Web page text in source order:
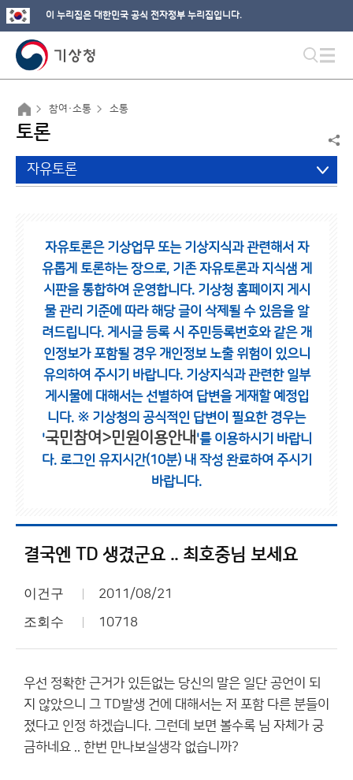
이 누리집은 대한민국 공식 전자정부 누리집입니다.
참여·소통 소통
토론
자유토론
자유토론은 기상업무 또는 기상지식과 관련해서 자
유롭게 토론하는 장으로, 기존 자유토론과 지식샘 게
시판을 통합하여 운영합니다. 기상청 홈페이지 게시
물 관리 기준에 따라 해당 글이 삭제될 수 있음을 알
려드립니다. 게시글 등록 시 주민등록번호와 같은 개
인정보가 포함될 경우 개인정보 노출 위험이 있으니
유의하여 주시기 바랍니다. 기상지식과 관련한 일부
게시물에 대해서는 선별하여 답변을 게재할 예정입
니다. ※ 기상청의 공식적인 답변이 필요한 경우는
'국민참여>민원이용안내 '를 이용하시기 바랍니
다. 로그인 유지시간(10분) 내 작성 완료하여 주시기
바랍니다.
결국엔 TD 생겼군요 .. 최호중님 보세요
이건구 2011/08/21
조회수 10718
우선 정확한 근거가 있든없는 당신의 말은 일단 공언이 되
지 않았으니 그 TD발생 건에 대해서는 저 포함 다른 분들이
졌다고 인정 하겠습니다. 그런데 보면 볼수록 님 자체가 궁
금하네요 .. 한번 만나보실생각 없습니까?